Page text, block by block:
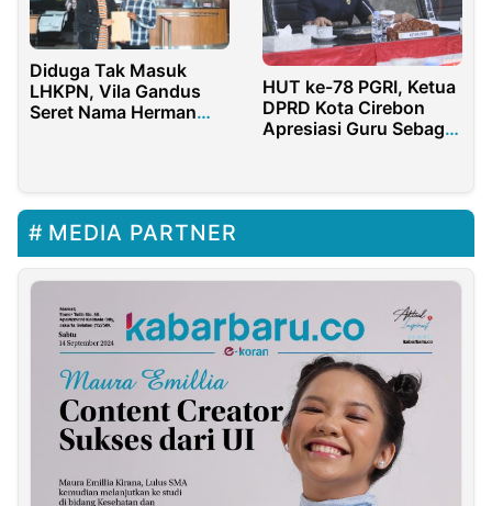
Diduga Tak Masuk
LHKPN, Vila Gandus
Seret Nama Herman
HUT ke-78 PGRI, Ketua
DPRD Kota Cirebon
Apresiasi Guru Sebagai
MEDIA PARTNER